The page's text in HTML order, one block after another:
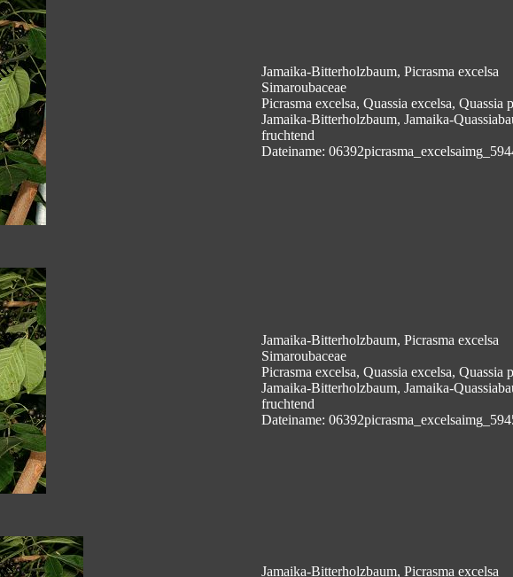
Jamaika-Bitterholzbaum, Picrasma excelsa
Simaroubaceae
Picrasma excelsa, Quassia excelsa, Quassia
Jamaika-Bitterholzbaum, Jamaika-
fruchtend
Dateiname:
Jamaika-Bitterholzbaum, Picrasma excelsa
Simaroubaceae
Picrasma excelsa, Quassia excelsa, Quassia
Jamaika-Bitterholzbaum, Jamaika-
fruchtend
Dateiname:
Jamaika-Bitterholzbaum, Picrasma excelsa